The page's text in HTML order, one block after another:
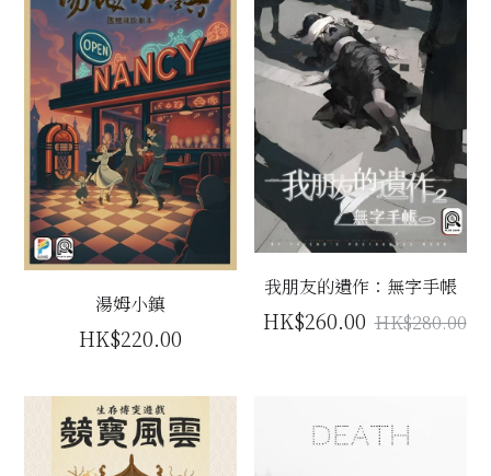
到址及團建服務
傳媒報道
聯絡我們
Instagram
搜索
立即預約
湯姆小鎮
HK$220.00
我朋友的遺作：無字手帳
HK$260.00 HK$280.00